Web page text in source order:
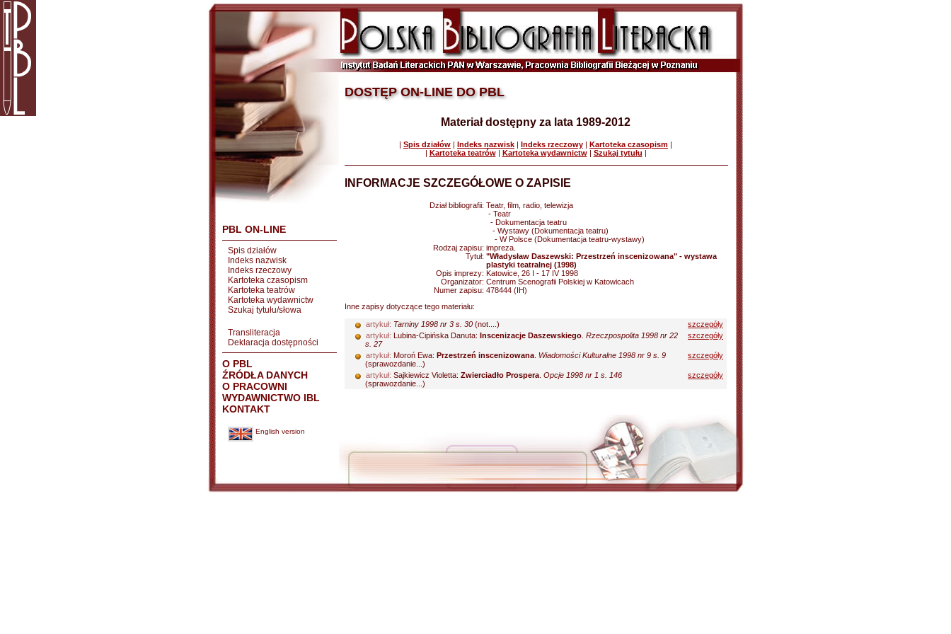
PBL ON-LINE
Spis działów
Indeks nazwisk
Indeks rzeczowy
Kartoteka czasopism
Kartoteka teatrów
Kartoteka wydawnictw
Szukaj tytułu/słowa
Transliteracja
Deklaracja dostępności
O PBL
ŹRÓDŁA DANYCH
O PRACOWNI
WYDAWNICTWO IBL
KONTAKT
English version
DOSTĘP ON-LINE DO PBL
Materiał dostępny za lata 1989-2012
| Spis działów | Indeks nazwisk | Indeks rzeczowy | Kartoteka czasopism |
| Kartoteka teatrów| Kartoteka wydawnictw| Szukaj tytułu |
INFORMACJE SZCZEGÓŁOWE O ZAPISIE
Dział bibliografii: Teatr, film, radio, telewizja
- Teatr
- Dokumentacja teatru
- Wystawy (Dokumentacja teatru)
- W Polsce (Dokumentacja teatru-wystawy)
Rodzaj zapisu: impreza.
Tytuł: "Władysław Daszewski: Przestrzeń inscenizowana" - wystawa
plastyki teatralnej (1998)
Opis imprezy: Katowice, 26 I - 17 IV 1998
Organizator: Centrum Scenografii Polskiej w Katowicach
Numer zapisu: 478444 (IH)
Inne zapisy dotyczące tego materiału:
artykuł: Tarniny 1998 nr 3 s. 30 (not....)
szczegóły
artykuł: Lubina-Cipińska Danuta: Inscenizacje Daszewskiego Rzeczpospolita 1998 nr 22
s. 27
szczegóły
artykuł: Moroń Ewa: Przestrzeń inscenizowana Wiadomości Kulturalne 1998 nr 9 s. 9
(sprawozdanie...)
szczegóły
artykuł: Sajkiewicz Violetta: Zwierciadło Prospera Opcje 1998 nr 1 s. 146
(sprawozdanie...)
szczegóły